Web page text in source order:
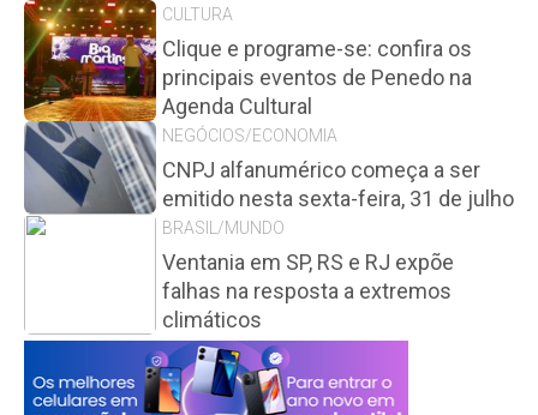
CULTURA
Clique e programe-se: confira os
principais eventos de Penedo na
Agenda Cultural
NEGÓCIOS/ECONOMIA
CNPJ alfanumérico começa a ser
emitido nesta sexta-feira, 31 de julho
BRASIL/MUNDO
Ventania em SP, RS e RJ expõe
falhas na resposta a extremos
climáticos